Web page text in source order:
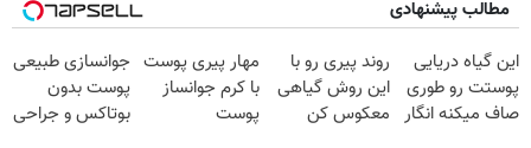
مطالب پیشنهادی
این گیاه دریایی
پوستت رو طوری
صاف میکنه انگار
روند پیری رو با
این روش گیاهی
معکوس کن
مهار پیری پوست
با کرم جوانساز
پوست
جوانسازی طبیعی
پوست بدون
بوتاکس و جراحی